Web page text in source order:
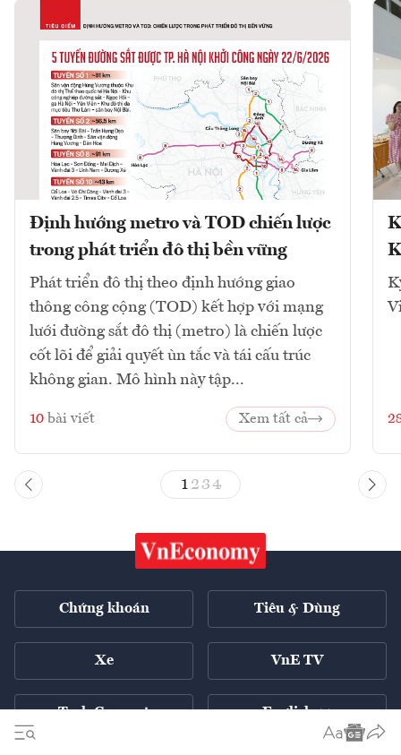
Định hướng metro và TOD chiến lược
trong phát triển đô thị bền vững
Phát triển đô thị theo định hướng giao
thông công cộng (TOD) kết hợp với mạng
lưới đường sắt đô thị (metro) là chiến lược
cốt lõi để giải quyết ùn tắc và tái cấu trúc
không gian. Mô hình này tập...
10 bài viết Xem tất cả
1 23 4
Chứng khoán Tiêu & Dùng
Xe VnE TV
Tech Connect English ++